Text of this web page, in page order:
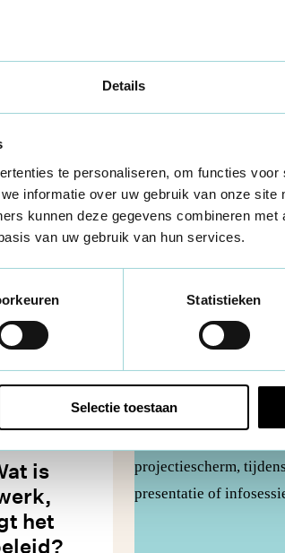
Details
te personaliseren, om functies voor
informatie over uw gebruik van onze site
kunnen deze gegevens combineren met
van uw gebruik van hun services.
Statistieken
Selectie toestaan
Bekijk hier
is
het